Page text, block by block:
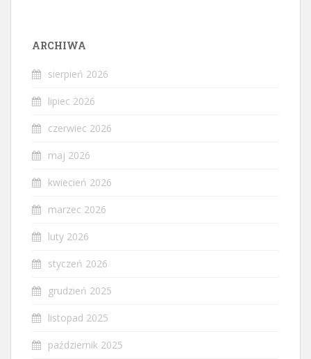
ARCHIWA
sierpień 2026
lipiec 2026
czerwiec 2026
maj 2026
kwiecień 2026
marzec 2026
luty 2026
styczeń 2026
grudzień 2025
listopad 2025
październik 2025